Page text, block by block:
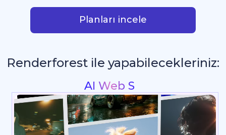
Planları incele
Renderforest ile yapabilecekleriniz:
İntrolar ve Logo Animasyon